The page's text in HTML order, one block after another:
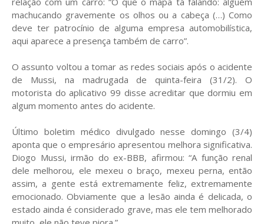
machucando gravemente os olhos ou a cabeça (…) Como
deve ter patrocínio de alguma empresa automobilística,
aqui aparece a presença também de carro”.
O assunto voltou a tomar as redes sociais após o acidente
de Mussi, na madrugada de quinta-feira (31/2). O
motorista do aplicativo 99 disse acreditar que dormiu em
algum momento antes do acidente.
Último boletim médico divulgado nesse domingo (3/4)
aponta que o empresário apresentou melhora significativa.
Diogo Mussi, irmão do ex-BBB, afirmou: “A função renal
dele melhorou, ele mexeu o braço, mexeu perna, então
assim, a gente está extremamente feliz, extremamente
emocionado. Obviamente que a lesão ainda é delicada, o
estado ainda é considerado grave, mas ele tem melhorado